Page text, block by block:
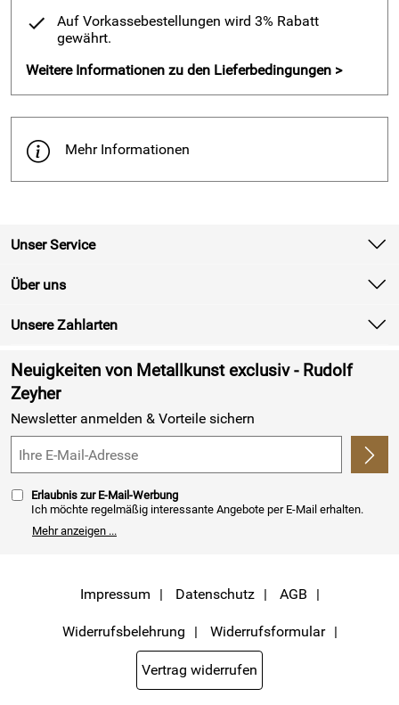
Auf Vorkassebestellungen wird 3% Rabatt
gewährt.
Weitere Informationen zu den Lieferbedingungen >
Mehr Informationen
Unser Service
Kontakt
Newsletter
Retourenabwicklung
Lieferbedingungen
Kundenlogin
Über uns
Unsere Zahlarten
Neuigkeiten von Metallkunst exclusiv - Rudolf
Zeyher
Newsletter anmelden & Vorteile sichern
Erlaubnis zur E-Mail-Werbung
Ich möchte regelmäßig interessante Angebote per E-Mail erhalten.
Meine E-Mail-Adresse wird nicht an andere Unternehmen
weitergegeben. Zu statistischen Zwecken wird in anonymer Form
kann ich jederzeit mit Wirkung für die Zukunft widerrufen, indem ich
den Link "Abmelden" am Ende des Newsletters anklicke oder die Option
habe ich zur Kenntnis genommen.
Mehr anzeigen ...
Impressum Datenschutz AGB
Widerrufsbelehrung Widerrufsformular
Vertrag widerrufen